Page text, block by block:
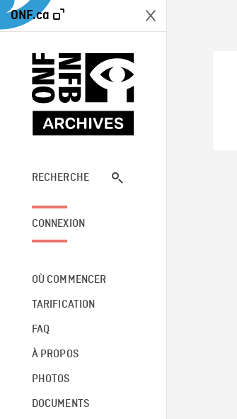
ONF.ca
RECHERCHE
CONNEXION
OÙ COMMENCER
TARIFICATION
FAQ
À PROPOS
PHOTOS
DOCUMENTS